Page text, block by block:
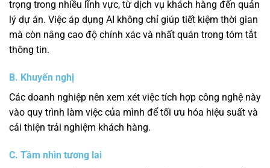
trọng trong nhiều lĩnh vực, từ dịch vụ khách hàng đến quản
lý dự án. Việc áp dụng AI không chỉ giúp tiết kiệm thời gian
mà còn nâng cao độ chính xác và nhất quán trong tóm tắt
thông tin.
B. Khuyến nghị
Các doanh nghiệp nên xem xét việc tích hợp công nghệ này
vào quy trình làm việc của mình để tối ưu hóa hiệu suất và
cải thiện trải nghiệm khách hàng.
C. Tầm nhìn tương lai